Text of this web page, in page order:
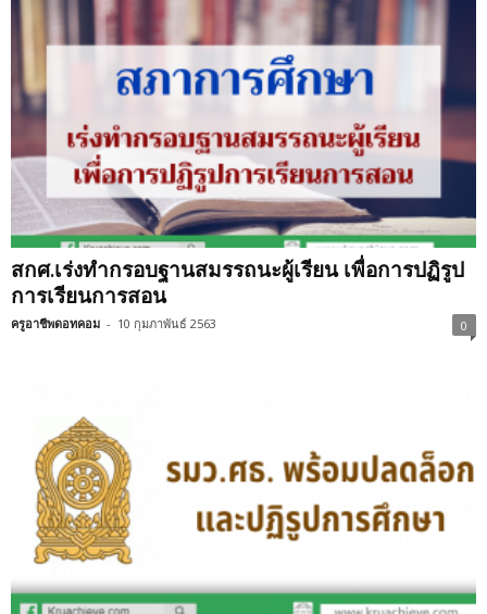
สกศ.เร่งทำกรอบฐานสมรรถนะผู้เรียน เพื่อการปฏิรูป
การเรียนการสอน
ครูอาชีพดอทคอม - 10 กุมภาพันธ์ 2563 0